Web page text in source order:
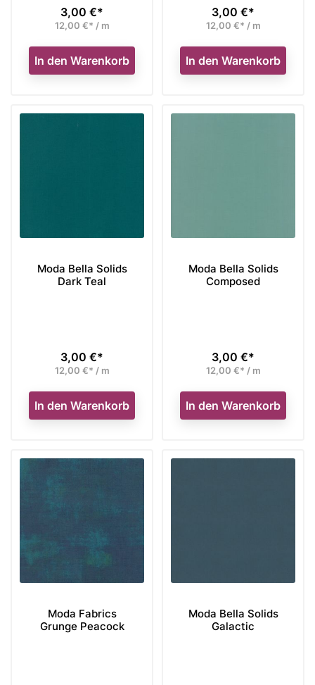
Preis
3,00 €*
12,00 €* / m
In den Warenkorb
Preis
3,00 €*
12,00 €* / m
In den Warenkorb
Moda Bella Solids
Dark Teal
Preis
3,00 €*
12,00 €* / m
In den Warenkorb
Moda Bella Solids
Composed
Preis
3,00 €*
12,00 €* / m
In den Warenkorb
Moda Fabrics
Grunge Peacock
Moda Bella Solids
Galactic